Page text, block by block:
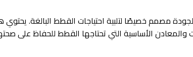
السمان غني بأوراق الهندباء 85 جم هو منتج غذائي عالي الجودة مصمم خصيصًا لتلبية